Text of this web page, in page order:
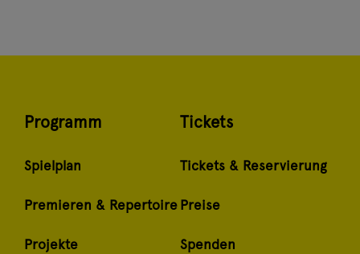
Programm
Spielplan
Premieren & Repertoire
Projekte
Tickets
Tickets & Reservierung
Preise
Spenden